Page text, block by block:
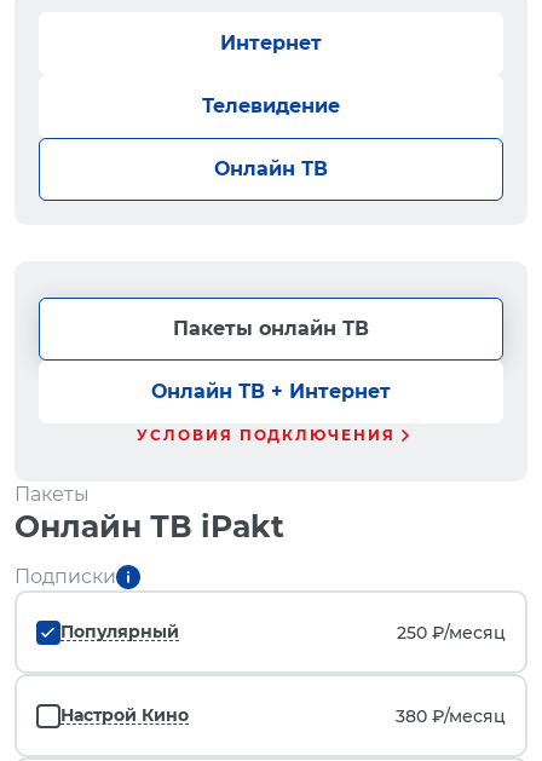
Интернет
Телевидение
Онлайн ТВ
Пакеты онлайн ТВ
Онлайн ТВ + Интернет
УСЛОВИЯ ПОДКЛЮЧЕНИЯ
Пакеты
Онлайн ТВ iPakt
Подписки
Популярный 250 ₽/месяц
Настрой Кино 380 ₽/месяц